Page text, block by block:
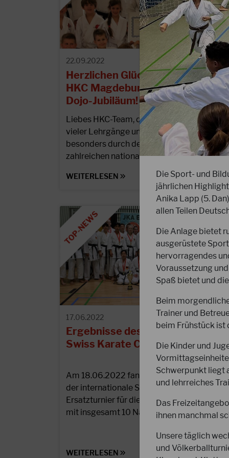
22.09.2022
Herzlichen Glückwunsch an den
HKC Magdeburg zum 25jährigen
Dojo-Jubiläum!
Liebes HKC-Team, durch die Ausrichtung
vieler Lehrgänge und Meisterschaften und
besonders durch den Gewinn der
zahlreichen nationalen und…
WEITERLESEN
17.06.2022
Ergebnisse des International
Swiss Karate Cup 2022
Am 18.06.2022 fand in Sursee (Schweiz)
der internationale Swiss Karate Cup (ein
Ersatzturnier für die EM 2022 in Sursee)
mit insgesamt 10 Nationen…
WEITERLESEN
Die Sport- und
jährlichen
Anika Lapp (5.
allen Teilen
Die Anlage bietet
ausgerüstete
hervorragendes
Voraussetzung
Spaß bietet und
Beim
Trainer und
beim Frühstück ist
Die Kinder und
Schwerpunkt liegt
und lehrreiches
Das
ihnen manchmal
Unsere täglich
und